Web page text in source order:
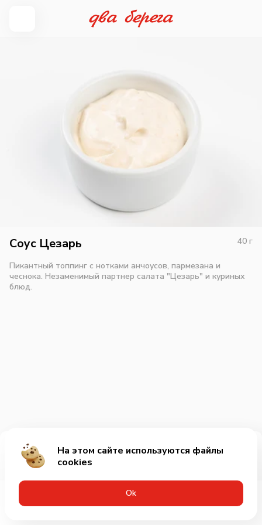
Соус Цезарь 40 г
Пикантный топпинг с нотками анчоусов, пармезана и
чеснока. Незаменимый партнер салата "Цезарь" и куриных
блюд.
Добавить за 85₽
На этом сайте используются файлы
cookies
Оk